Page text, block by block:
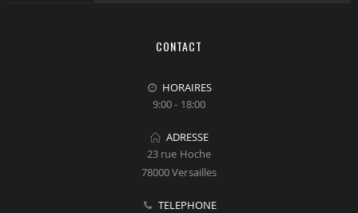
CONTACT
HORAIRES
9:00 - 18:00
ADRESSE
23 rue Hoche
78000 Versailles
TELEPHONE